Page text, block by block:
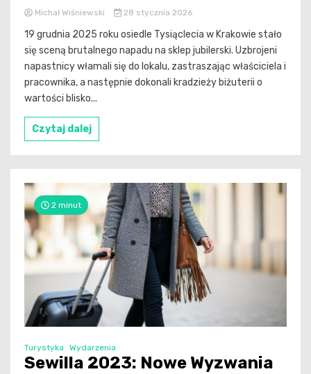
Michał Wiśniewski 28 stycznia 2026
19 grudnia 2025 roku osiedle Tysiąclecia w Krakowie stało
się sceną brutalnego napadu na sklep jubilerski. Uzbrojeni
napastnicy włamali się do lokalu, zastraszając właściciela i
pracownika, a następnie dokonali kradzieży biżuterii o
wartości blisko...
Czytaj dalej
2 minut
Turystyka Wydarzenia
Sewilla 2023: Nowe Wyzwania